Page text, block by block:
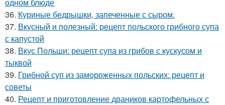
36. Куриные бедрышки, запеченные с сыром.
37. Вкусный и полезный: рецепт польского грибного супа
с капустой
38. Вкус Польши: рецепт супа из грибов с кускусом и
тыквой
39. Грибной суп из замороженных польских: рецепт и
советы
40. Рецепт и приготовление драников картофельных с